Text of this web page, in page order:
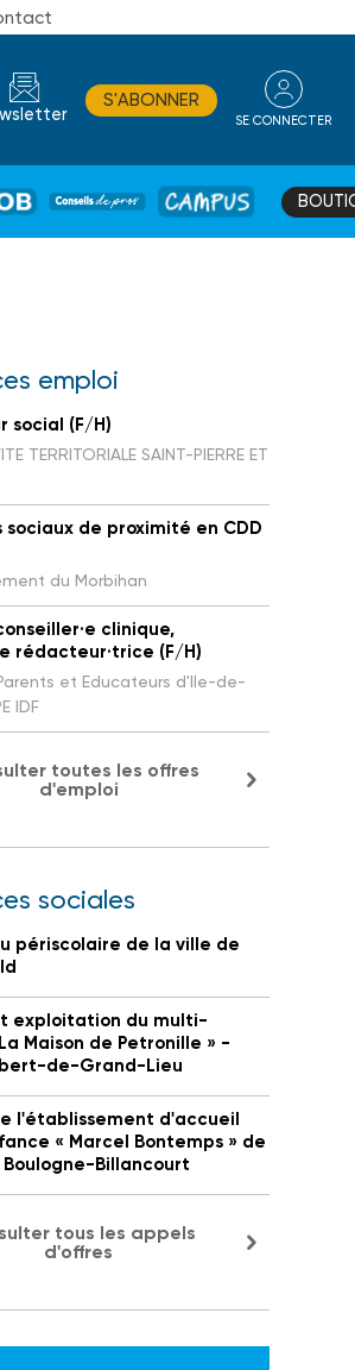
S'ABONNER
SE CONNECTER
DE
CAMPUS
emploi
social (F/H)
TERRITORIALE SAINT-PIERRE ET
sociaux de proximité en CDD
du Morbihan
clinique,
rédacteur·trice (F/H)
et Educateurs d'Ile-de-
IDF
toutes les offres
d'emploi
sociales
périscolaire de la ville de
exploitation du multi-
Maison de Petronille » -
de-Grand-Lieu
l'établissement d'accueil
« Marcel Bontemps » de
Billancourt
tous les appels
d'offres